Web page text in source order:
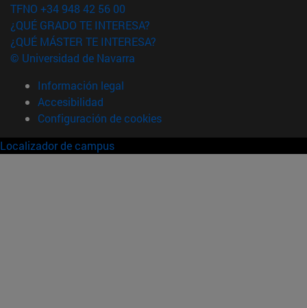
TFNO +34 948 42 56 00
¿QUÉ GRADO TE INTERESA?
¿QUÉ MÁSTER TE INTERESA?
© Universidad de Navarra
Información legal
Accesibilidad
Configuración de cookies
Localizador de campus